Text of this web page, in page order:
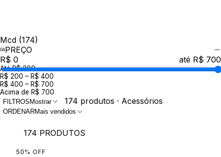
Mcd (174)
PREÇO
R$ 0
até R$ 700
Até R$ 200
R$ 200 – R$ 400
R$ 400 – R$ 700
Acima de R$ 700
FILTROS Mostrar 174 produtos · Acessórios
ORDENARMais vendidos
174 PRODUTOS
50 % OFF